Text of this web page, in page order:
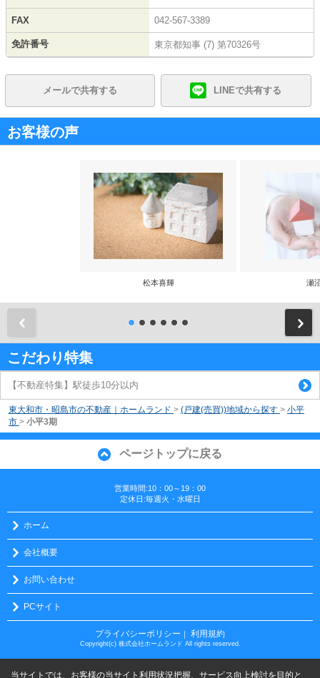
FAX 042-567-3389
免許番号 東京都知事 (7) 第70326号
メールで共有する LINEで共有する
お客様の声
松本喜輝 瀬
こだわり特集
【不動産特集】駅徒歩10分以内
東大和市・昭島市の不動産｜ホームランド > (戸建(売買))地域から探す > 小平
市 > 小平3期
ページトップに戻る
営業時間:10：00～19：00
定休日:毎週火・水曜日
ホーム
会社概要
お問い合わせ
PCサイト
プライバシーポリシー ｜ 利用規約
Copyright(c) 株式会社ホームランド All rights reserved.
当サイトでは、お客様の当サイト利用状況把握、サービス向上検討を目的と